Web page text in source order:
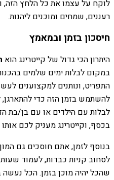
לוקח על עצמו את כל הלחץ הזה,
רעננים, שמחים ומוכנים ליהנות.
חיסכון בזמן ובמאמץ
היתרון הכי גדול של קייטרינג הוא
במקום לבלות ימים שלמים
התפריט, ונותנים למקצוענים
להשתמש בזמן הזה כדי
לבלות עם הילדים או עם בן/בת
בכסף, וקייטרינג מעניק לכם
בנוסף לזמן, אתם חוסכים גם
לסחוב קניות כבדות, לעמוד
שהכל יהיה מוכן בזמן. הכל